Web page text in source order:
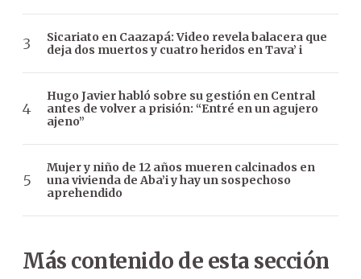
Sicariato en Caazapá: Video revela balacera que
deja dos muertos y cuatro heridos en Tava’ i
Hugo Javier habló sobre su gestión en Central
antes de volver a prisión: “Entré en un agujero
ajeno”
Mujer y niño de 12 años mueren calcinados en
una vivienda de Aba’i y hay un sospechoso
aprehendido
Más contenido de esta sección